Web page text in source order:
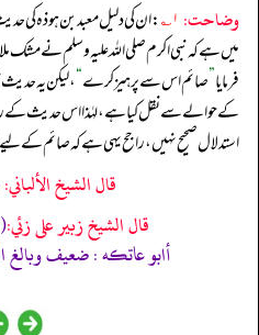
وضاحت: ۱؎ : ان کی دلیل معبد بن ہوذہ کی
میں ہے کہ نبی اکرم صلی اللہ علیہ وسلم نے مشک
فرمایا”صائم اس سے پرہیز کرے“، لیکن یہ
کے حوالے سے نقل کیا ہے، لہٰذا اس حدیث کے
استدلال صحیح نہیں، راجح یہی ہے کہ صائم کے
قال الشيخ الألباني:
قال الشيخ زبير على زئي:(726) إسناده ضعيف
أابو عاتكه : ضعيف وبالغ